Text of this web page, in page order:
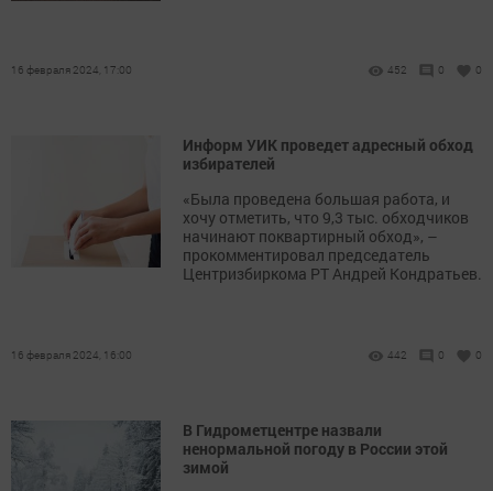
16 февраля 2024, 17:00 452 0 0
Информ УИК проведет адресный обход
избирателей
«Была проведена большая работа, и
хочу отметить, что 9,3 тыс. обходчиков
начинают поквартирный обход», –
прокомментировал председатель
Центризбиркома РТ Андрей Кондратьев.
16 февраля 2024, 16:00 442 0 0
В Гидрометцентре назвали
ненормальной погоду в России этой
зимой